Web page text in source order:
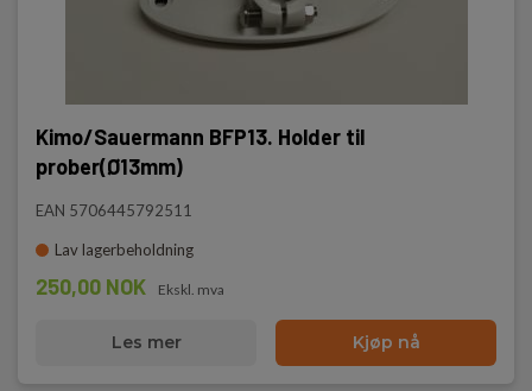
Kimo/Sauermann BFP13. Holder til
prober(Ø13mm)
EAN 5706445792511
Lav lagerbeholdning
250,00 NOK Ekskl. mva
Les mer Kjøp nå